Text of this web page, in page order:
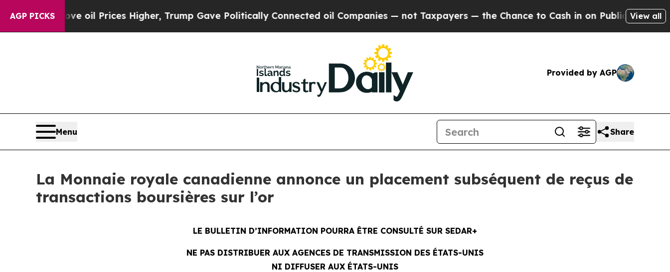
AGP PICKS
oil Prices Higher, Trump Gave Politically Connected oil Companies — not Taxpayers — the Chance to Cash in on Publicly Owned oilFive
View all
Provided by AGP
Menu Share
La Monnaie royale canadienne annonce un placement subséquent de reçus de
transactions boursières sur l’or
LE BULLETIN D’INFORMATION POURRA ÊTRE CONSULTÉ SUR SEDAR+
NE PAS DISTRIBUER AUX AGENCES DE TRANSMISSION DES ÉTATS-UNIS
NI DIFFUSER AUX ÉTATS-UNIS